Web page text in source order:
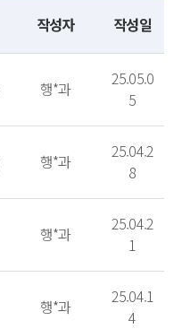
작성자 작성일
행*과
25.05.0
5
행*과
25.04.2
8
행*과
25.04.2
1
행*과
25.04.1
4